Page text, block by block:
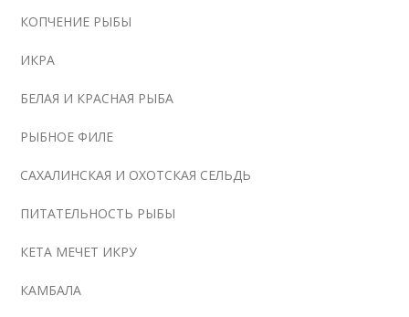
КОПЧЕНИЕ РЫБЫ
ИКРА
БЕЛАЯ И КРАСНАЯ РЫБА
РЫБНОЕ ФИЛЕ
САХАЛИНСКАЯ И ОХОТСКАЯ СЕЛЬДЬ
ПИТАТЕЛЬНОСТЬ РЫБЫ
КЕТА МЕЧЕТ ИКРУ
КАМБАЛА